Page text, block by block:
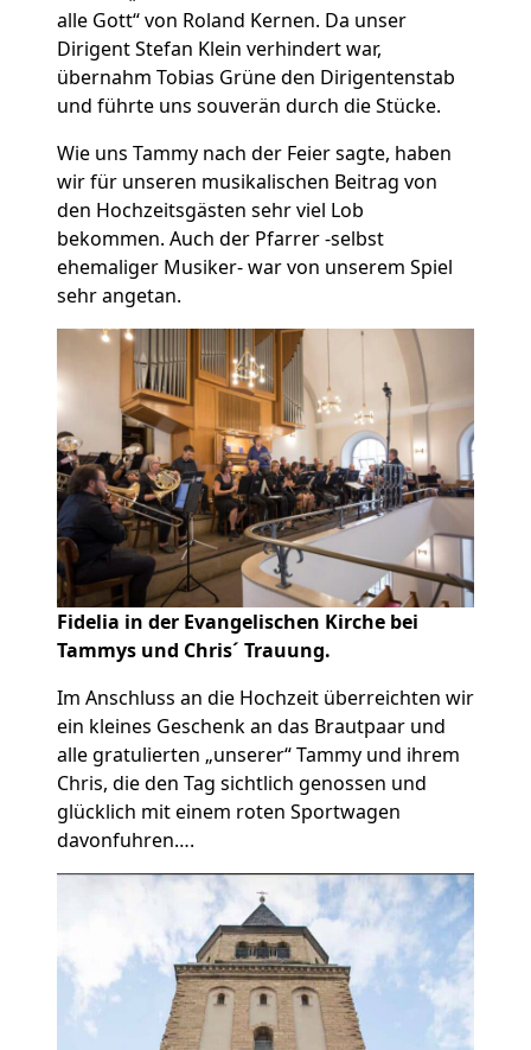
alle Gott“ von Roland Kernen. Da unser
Dirigent Stefan Klein verhindert war,
übernahm Tobias Grüne den Dirigentenstab
und führte uns souverän durch die Stücke.
Wie uns Tammy nach der Feier sagte, haben
wir für unseren musikalischen Beitrag von
den Hochzeitsgästen sehr viel Lob
bekommen. Auch der Pfarrer -selbst
ehemaliger Musiker- war von unserem Spiel
sehr angetan.
Fidelia in der Evangelischen Kirche bei
Tammys und Chris´ Trauung.
Im Anschluss an die Hochzeit überreichten wir
ein kleines Geschenk an das Brautpaar und
alle gratulierten „unserer“ Tammy und ihrem
Chris, die den Tag sichtlich genossen und
glücklich mit einem roten Sportwagen
davonfuhren….